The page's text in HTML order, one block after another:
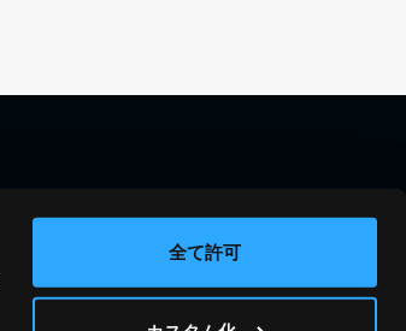
全て許可
問い合わせ
運営会社
プライバシーポリシー